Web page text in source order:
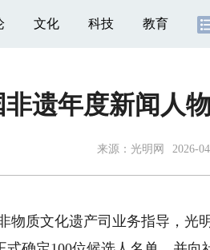
文化 科技 教育
非遗年度新闻人
来源： 光明网 2026-
物质文化遗产司业务指导，光